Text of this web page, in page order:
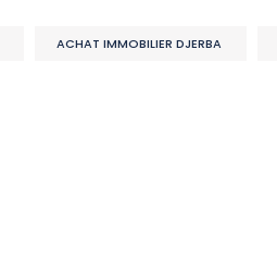
ACHAT IMMOBILIER DJERBA